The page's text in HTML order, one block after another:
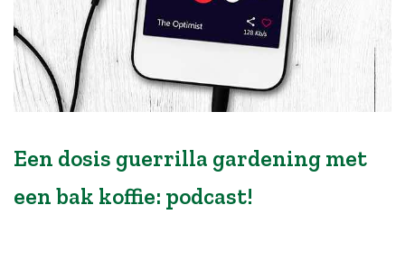
Een dosis guerrilla gardening met
een bak koffie: podcast!